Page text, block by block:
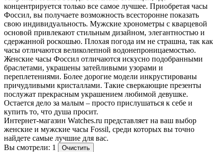
концентрируется только все самое лучшее. Приобретая часы
Фоссил, вы получаете возможность всесторонне показать
свою индивидуальность. Мужские хронометры с кварцевой
основой привлекают стильным дизайном, элегантностью и
сдержанной роскошью. Плохая погода им не страшна, так как
часы отличаются великолепной водонепроницаемостью.
Женские часы Фоссил отличаются искусно подобранными
браслетами, украшены затейливыми узорами и
переплетениями. Более дорогие модели инкрустированы
причудливыми кристаллами. Такие сверкающие презенты
послужат прекрасным украшением любимой девушке.
Остается дело за малым – просто прислушаться к себе и
купить то, что душа просит.
Интернет-магазин Watches.ru представляет на ваш выбор
женские и мужские часы Fossil, среди которых вы точно
найдете самые лучшие для вас.
Вы смотрели: 1
Очистить